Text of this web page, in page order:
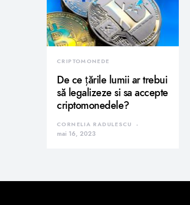
CRIPTOMONEDE
De ce țările lumii ar trebui
să legalizeze si sa accepte
criptomonedele?
CORNELIA RADULESCU
mai 16, 2023